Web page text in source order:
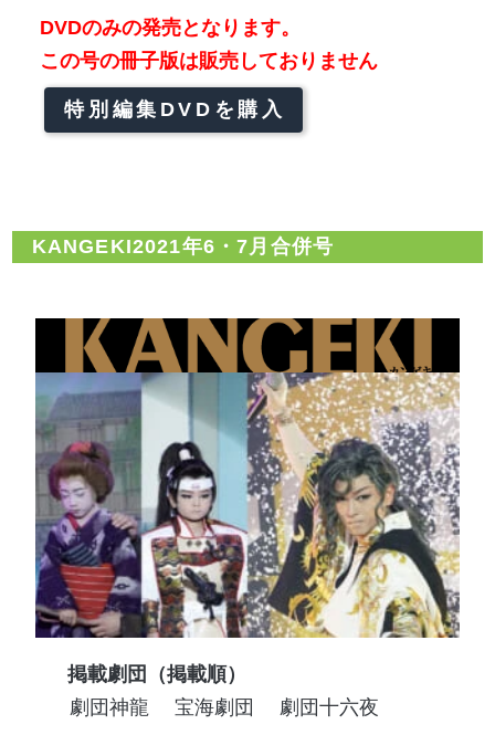
DVDのみの発売となります。
この号の冊子版は販売しておりません
特別編集DVDを購入
KANGEKI2021年6・7月合併号
掲載劇団（掲載順）
劇団神龍
宝海劇団
劇団十六夜